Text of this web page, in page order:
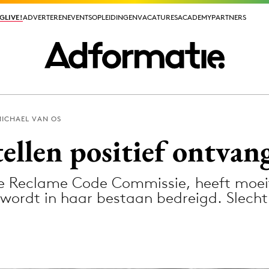
ADVERTERENEVENTSOPLEIDINGENVACATURESACADEMYPARTNERS
ADVERTERENEVENTSOPLEIDINGENVACATURESACADEMYPARTNERS
VAN OS
positief
Reclame Code Commissie, heeft
in haar bestaan bedreigd.